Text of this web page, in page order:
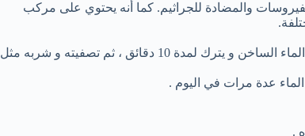
والمضادة للجراثيم. كما أنه يحتوي على مركب
سحق اثنين أو ثلاثة فصوص من الثوم الطازج ووضعها في كوب من الماء الساخن و يترك لمدة 10 دقائق ، ثم تصفيته و شربه مثل
عدة مرات في اليوم .
.